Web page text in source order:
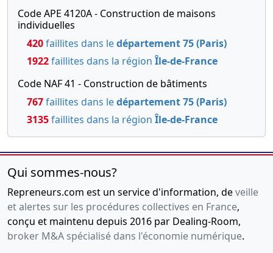
Code APE 4120A - Construction de maisons
individuelles
420faillites dans ledépartement 75 (Paris)
1922faillites dans la région Île-de-France
Code NAF 41 - Construction de bâtiments
767faillites dans ledépartement 75 (Paris)
3135faillites dans la région Île-de-France
Qui sommes-nous?
Repreneurs.com est un service d'information, deveille
et alertes sur les procédures collectives en France,
conçu et maintenu depuis 2016 par Dealing-Room,
broker M&A spécialisé dans l'économie numérique.